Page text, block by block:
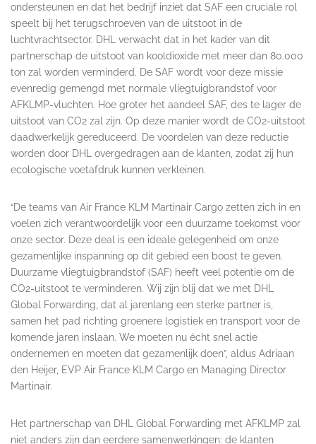
ondersteunen en dat het bedrijf inziet dat SAF een cruciale rol
speelt bij het terugschroeven van de uitstoot in de
luchtvrachtsector. DHL verwacht dat in het kader van dit
partnerschap de uitstoot van kooldioxide met meer dan 80.000
ton zal worden verminderd. De SAF wordt voor deze missie
evenredig gemengd met normale vliegtuigbrandstof voor
AFKLMP-vluchten. Hoe groter het aandeel SAF, des te lager de
uitstoot van CO2 zal zijn. Op deze manier wordt de CO2-uitstoot
daadwerkelijk gereduceerd. De voordelen van deze reductie
worden door DHL overgedragen aan de klanten, zodat zij hun
ecologische voetafdruk kunnen verkleinen.
“De teams van Air France KLM Martinair Cargo zetten zich in en
voelen zich verantwoordelijk voor een duurzame toekomst voor
onze sector. Deze deal is een ideale gelegenheid om onze
gezamenlijke inspanning op dit gebied een boost te geven.
Duurzame vliegtuigbrandstof (SAF) heeft veel potentie om de
CO2-uitstoot te verminderen. Wij zijn blij dat we met DHL
Global Forwarding, dat al jarenlang een sterke partner is,
samen het pad richting groenere logistiek en transport voor de
komende jaren inslaan. We moeten nu écht snel actie
ondernemen en moeten dat gezamenlijk doen”, aldus Adriaan
den Heijer, EVP Air France KLM Cargo en Managing Director
Martinair.
Het partnerschap van DHL Global Forwarding met AFKLMP zal
niet anders zijn dan eerdere samenwerkingen: de klanten